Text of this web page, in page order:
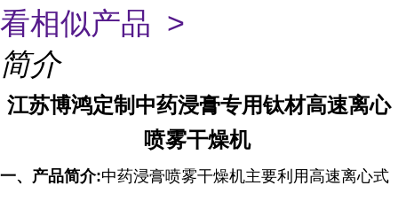
看相似产品 >
简介
江苏博鸿定制中药浸膏专用钛材高速离心
喷雾干燥机
一、产品简介:中药浸膏喷雾干燥机主要利用高速离心式